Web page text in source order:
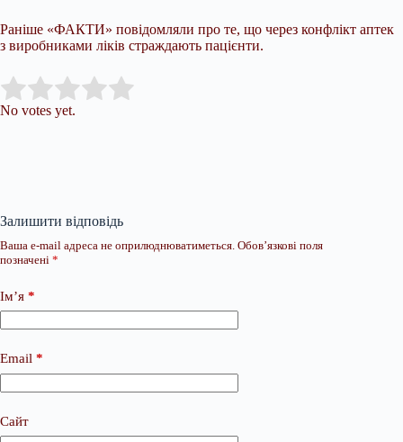
Раніше «ФАКТИ» повідомляли про те, що через конфлікт аптек
з виробниками ліків страждають пацієнти.
Rate this item:
No votes yet.
Залишити відповідь
Ваша e-mail адреса не оприлюднюватиметься. Обов’язкові поля
позначені *
Ім’я *
Email *
Сайт